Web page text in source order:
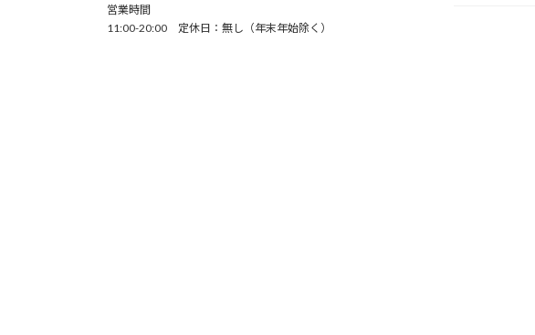
営業時間
11:00-20:00 定休日：無し（年末年始除く）